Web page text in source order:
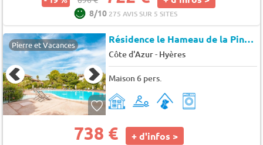
8/10 275 AVIS SUR 5 SITES
Pierre et Vacances Résidence le Hameau de la Pinède
Côte d'Azur- Hyères
Maison 6 pers.
738 € + d'infos >